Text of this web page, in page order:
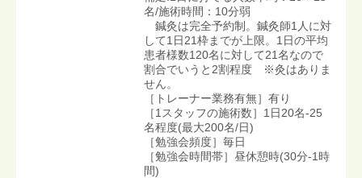
名/施術時間：10分弱
鍼灸は完全予約制。鍼灸師1人に対
して1日21枠までが上限。1日の平均
患者様数120名に対して21名なので
割合でいうと2割程度 ※灸はありま
せん。
［トレーナー業務有無］有り
［1スタッフの施術数］1日20名-25
名程度(最大200名/日)
［勉強会頻度］毎日
［勉強会時間帯］昼休憩時(30分‐1時
間)